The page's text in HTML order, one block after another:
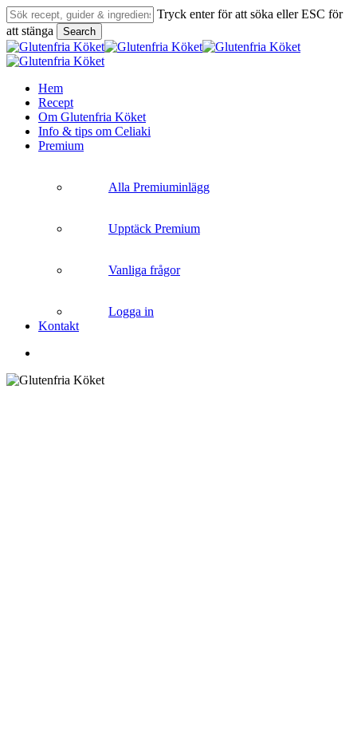
Skip
to
main
content
Tryck enter för att söka eller ESC för
att stänga
Search
Close
Search
search
Menu
Hem
Recept
Om Glutenfria Köket
Info & tips om Celiaki
Premium
Alla Premiuminlägg
Upptäck Premium
Vanliga frågor
Logga in
Kontakt